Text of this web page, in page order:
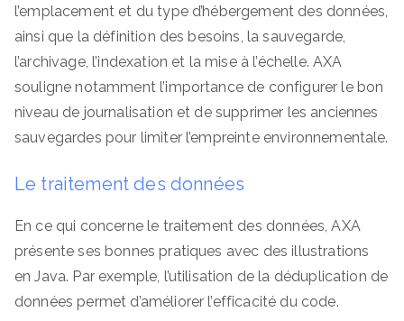
l’emplacement et du type d’hébergement des données,
ainsi que la définition des besoins, la sauvegarde,
l’archivage, l’indexation et la mise à l’échelle. AXA
souligne notamment l’importance de configurer le bon
niveau de journalisation et de supprimer les anciennes
sauvegardes pour limiter l’empreinte environnementale.
Le traitement des données
En ce qui concerne le traitement des données, AXA
présente ses bonnes pratiques avec des illustrations
en Java. Par exemple, l’utilisation de la déduplication de
données permet d’améliorer l’efficacité du code.